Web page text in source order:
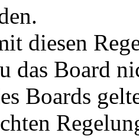
diesen
das Board
Boards